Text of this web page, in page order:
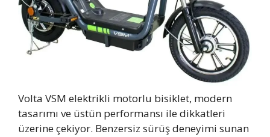
Volta VSM elektrikli motorlu bisiklet, modern
tasarımı ve üstün performansı ile dikkatleri
üzerine çekiyor. Benzersiz sürüş deneyimi sunan